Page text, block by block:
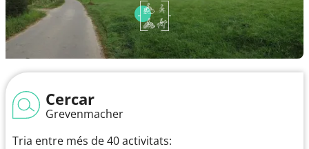
Cercar
Grevenmacher
Tria entre més de 40 activitats: